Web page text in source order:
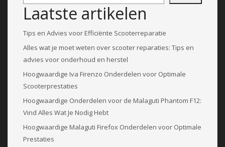
Laatste artikelen
Tips en Advies voor Efficiënte Scooterreparatie
Alles wat je moet weten over scooter reparaties: Tips en
advies voor onderhoud en herstel
Hoogwaardige Iva Firenzo Onderdelen voor Optimale
Scooterprestaties
Hoogwaardige Onderdelen voor de Malaguti Phantom F12:
Vind Alles Wat Je Nodig Hebt
Hoogwaardige Malaguti Firefox Onderdelen voor Optimale
Prestaties